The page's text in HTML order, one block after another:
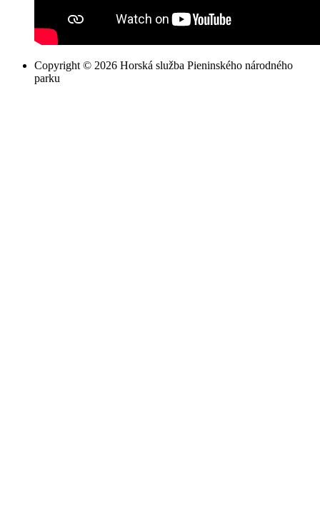
Copyright © 2026 Horská služba Pieninského národného
parku